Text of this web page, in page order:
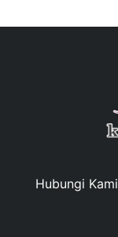
Hubungi Kami